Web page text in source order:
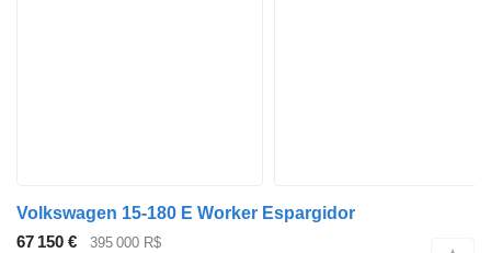
Volkswagen 15-180 E Worker Espargidor
67 150 €
395 000 R$